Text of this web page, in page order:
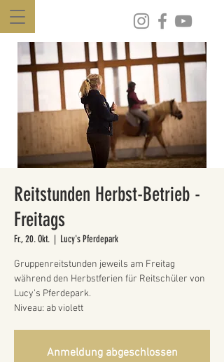
Reitstunden Herbst-Betrieb -
Freitags
Fr., 20. Okt.
  |
Lucy's Pferdepark
Gruppenreitstunden jeweils am Freitag
während den Herbstferien für Reitschüler von
Lucy’s Pferdepark.
Niveau: ab violett
Anmeldung abgeschlossen